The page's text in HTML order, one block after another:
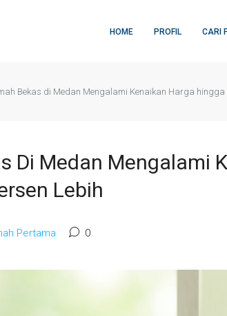
HOME PROFIL CARI
Bekas di Medan Mengalami Kenaikan Harga hingga
Di Medan Mengalami
Lebih
Pertama 0